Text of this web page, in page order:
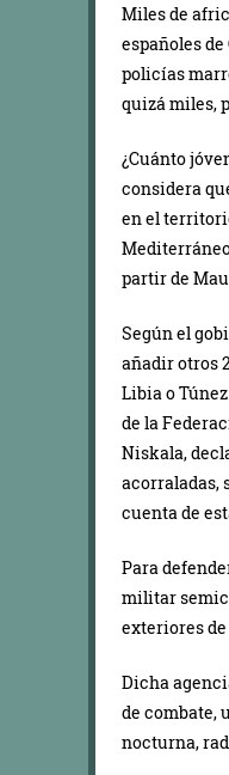
Miles de
españoles
policías
quizá miles,
¿Cuánto
considera
en el
partir de
Según el
añadir otros
Libia o
de la
Niskala,
acorraladas,
cuenta de
Para
militar
exteriores de
Dicha
de combate,
nocturna,